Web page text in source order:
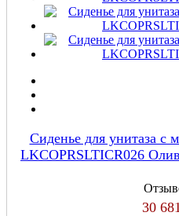
Сиденье для унитаза с
LKCOPRSLTICR026
30